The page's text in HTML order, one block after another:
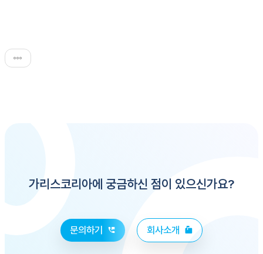
가리스코리아에 궁금하신 점이 있으신가요?
문의하기 회사소개